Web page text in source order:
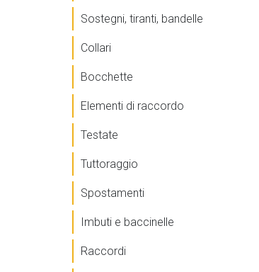
Sostegni, tiranti, bandelle
Collari
Bocchette
Elementi di raccordo
Testate
Tuttoraggio
Spostamenti
Imbuti e baccinelle
Raccordi